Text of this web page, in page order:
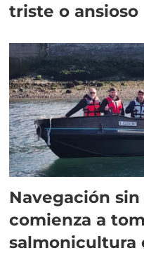
triste o ansioso
Navegación
comienza a
salmonicultura